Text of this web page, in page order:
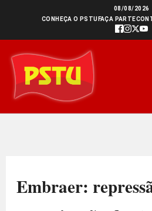
conteúdo
08/08/2026
CONHEÇA O PSTU FAÇA PARTE
Embraer: